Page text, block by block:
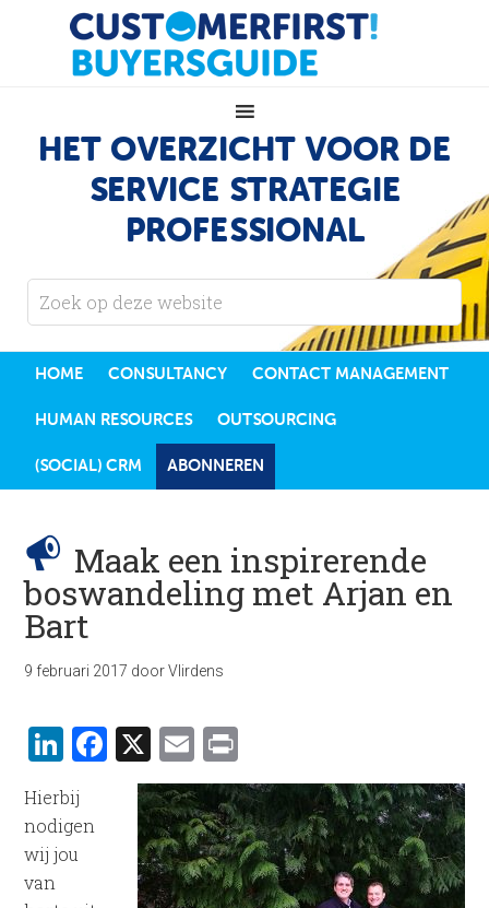
HET OVERZICHT VOOR DE
SERVICE STRATEGIE
PROFESSIONAL
HOME CONSULTANCY CONTACT MANAGEMENT
HUMAN RESOURCES OUTSOURCING
(SOCIAL) CRM ABONNEREN
Maak een inspirerende
boswandeling met Arjan en
Bart
9 februari 2017 doorVlirdens
LinkedIn
Facebook
X Email
Hierbij
nodigen
wij jou
van